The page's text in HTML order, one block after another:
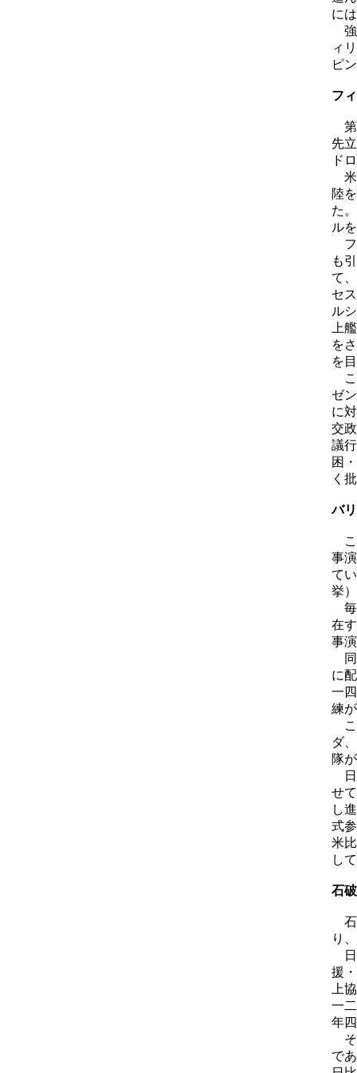
に
強
ィ
ピ
フ
第
先
ド
米
陸
た
ル
フ
も
て
セ
ル
上
を
を
こ
ゼ
に
交
議
困
く
バ
こ
事
て
挙
毎
在
事
同
に
一
練
こ
ダ
隊
日
せ
し
式
米
し
石
石
り
日
援
上
一
年
そ
で